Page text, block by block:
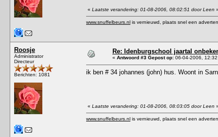
« Laatste verandering: 01-08-2006, 08:02:51 door Leen
www.snuffelbeurs.nl is vernieuwd, plaats snel een
Roosje
Administrator
Directeur
Berichten: 1081
Re: Idenburgschool jaartal
« Antwoord #3 Gepost op: 06-04-2006,
ik ben # 34 johannes (john) hus. Woont in
« Laatste verandering: 01-08-2006, 08:03:05 door Leen
www.snuffelbeurs.nl is vernieuwd, plaats snel een